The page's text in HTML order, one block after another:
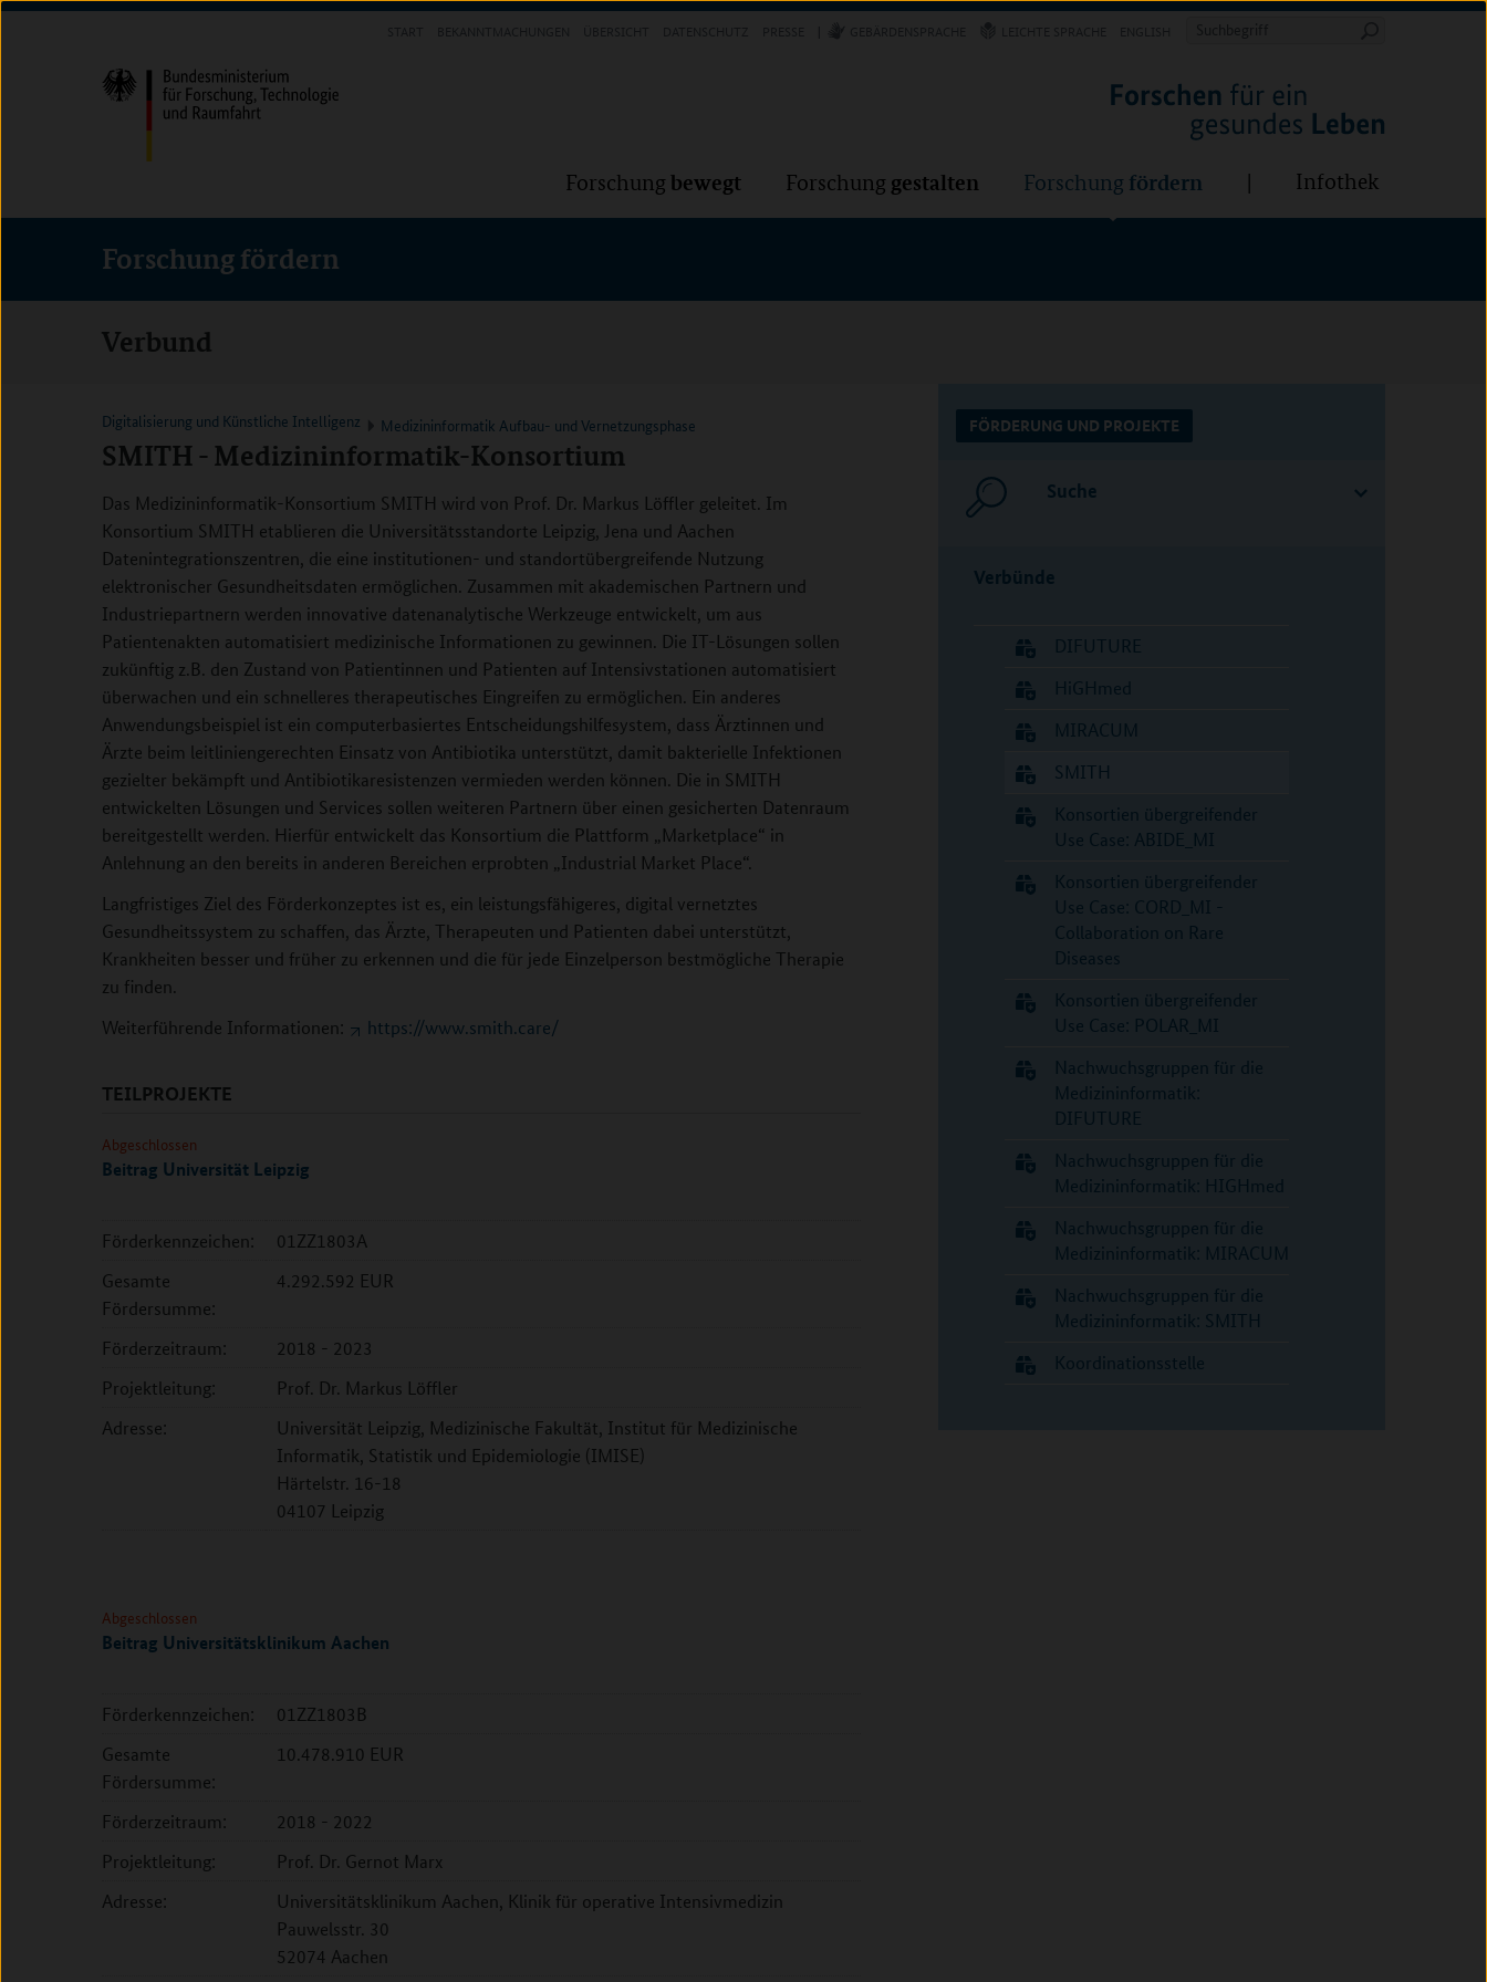
Direkt
(Eingabetaste)
Direkt
(Eingabetaste)
Direkt
(Eingabetaste)
Suchbegriff
Forschung bewegt Forschung gestalten Forschung fördern Infothek
Forschung fördern
Verbund
Digitalisierung und Künstliche Intelligenz Medizininformatik Aufbau- und Vernetzungsphase
SMITH - Medizininformatik-Konsortium
Das Medizininformatik-Konsortium SMITH wird von Prof. Dr. Markus Löffler geleitet. Im
Konsortium SMITH etablieren die Universitätsstandorte Leipzig, Jena und Aachen
Datenintegrationszentren, die eine institutionen- und standortübergreifende Nutzung
elektronischer Gesundheitsdaten ermöglichen. Zusammen mit akademischen Partnern und
Industriepartnern werden innovative datenanalytische Werkzeuge entwickelt, um aus
Patientenakten automatisiert medizinische Informationen zu gewinnen. Die IT-Lösungen sollen
zukünftig z.B. den Zustand von Patientinnen und Patienten auf Intensivstationen automatisiert
überwachen und ein schnelleres therapeutisches Eingreifen zu ermöglichen. Ein anderes
Anwendungsbeispiel ist ein computerbasiertes Entscheidungshilfesystem, dass Ärztinnen und
Ärzte beim leitliniengerechten Einsatz von Antibiotika unterstützt, damit bakterielle Infektionen
gezielter bekämpft und Antibiotikaresistenzen vermieden werden können. Die in SMITH
entwickelten Lösungen und Services sollen weiteren Partnern über einen gesicherten Datenraum
bereitgestellt werden. Hierfür entwickelt das Konsortium die Plattform „Marketplace“ in
Anlehnung an den bereits in anderen Bereichen erprobten „Industrial Market Place“.
Langfristiges Ziel des Förderkonzeptes ist es, ein leistungsfähigeres, digital vernetztes
Gesundheitssystem zu schaffen, das Ärzte, Therapeuten und Patienten dabei unterstützt,
Krankheiten besser und früher zu erkennen und die für jede Einzelperson bestmögliche Therapie
zu finden.
Weiterführende Informationen:
https://www.smith.care/
TEILPROJEKTE
Abgeschlossen
Beitrag Universität Leipzig
Förderkennzeichen:
01ZZ1803A
Gesamte
Fördersumme:
4.292.592 EUR
Förderzeitraum:
2018 - 2023
Projektleitung:
Prof. Dr. Markus Löffler
Adresse:
Universität Leipzig, Medizinische Fakultät, Institut für Medizinische
Informatik, Statistik und Epidemiologie (IMISE)
Härtelstr. 16-18
04107 Leipzig
Abgeschlossen
Beitrag Universitätsklinikum Aachen
Förderkennzeichen:
01ZZ1803B
Gesamte
Fördersumme:
10.478.910 EUR
Förderzeitraum:
2018 - 2022
Projektleitung:
Prof. Dr. Gernot Marx
Adresse:
Universitätsklinikum Aachen, Klinik für operative Intensivmedizin
Pauwelsstr. 30
52074 Aachen
FÖRDERUNG UND PROJEKTE
Suche
Verbünde
DIFUTURE
HiGHmed
MIRACUM
SMITH
Konsortien übergreifender
Use Case: ABIDE_MI
Konsortien übergreifender
Use Case: CORD_MI -
Collaboration on Rare
Diseases
Konsortien übergreifender
Use Case: POLAR_MI
Nachwuchsgruppen für die
Medizininformatik:
DIFUTURE
Nachwuchsgruppen für die
Medizininformatik: HIGHmed
Nachwuchsgruppen für die
Medizininformatik: MIRACUM
Nachwuchsgruppen für die
Medizininformatik: SMITH
Koordinationsstelle
Forschung Forschung Forschung fördern Infothek